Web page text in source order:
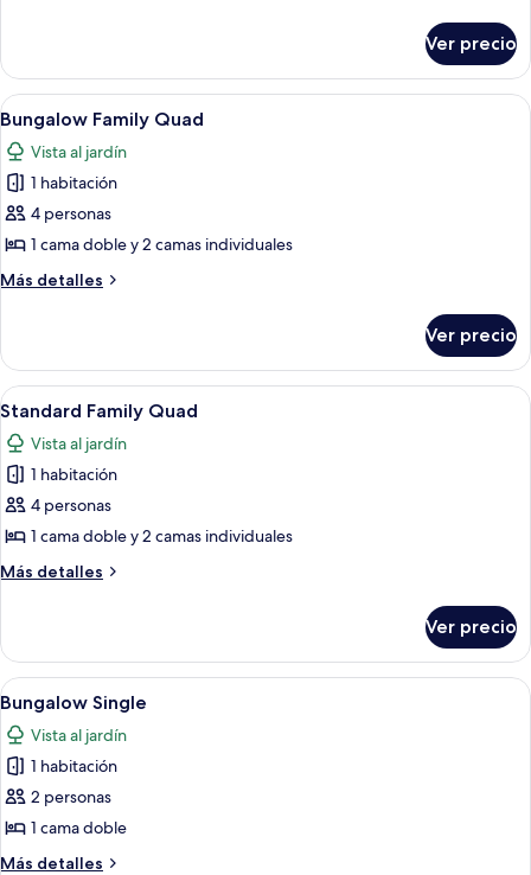
Sea
Triple
Ver precio
Abrir
todas
las
fotos
de
Bungalow
Family
Quad
Un baño con tocador blanco, un
11
Bungalow Family Quad
Vista al jardín
1 habitación
4 personas
1 cama doble y 2 camas individuales
Más detalles
Más
Family
Quad
Ver precio
Abrir
todas
las
fotos
de
Standard
Family
Quad
Habitación de hotel con dos camas,
8
Standard Family Quad
Vista al jardín
1 habitación
4 personas
1 cama doble y 2 camas individuales
Más detalles
Más
Family
Quad
Ver precio
Abrir
todas
las
fotos
de
Bungalow
Single
Una cama con cabecera de diseño
7
Bungalow Single
Vista al jardín
1 habitación
2 personas
1 cama doble
Más detalles
Más